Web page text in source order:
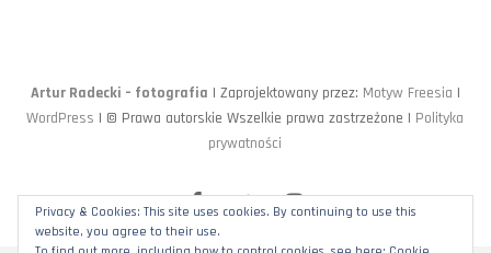
Artur Radecki – fotografia | Zaprojektowany przez: Motyw Freesia |
WordPress | © Prawa autorskie Wszelkie prawa zastrzeżone | Polityka
prywatności
facebooktwitterinstagram
Privacy & Cookies: This site uses cookies. By continuing to use this
website, you agree to their use.